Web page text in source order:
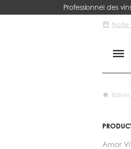
Professionnel des
Notre
Italvin
Amor